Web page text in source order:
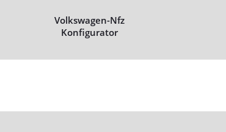
Volkswagen-Nfz
Konfigurator